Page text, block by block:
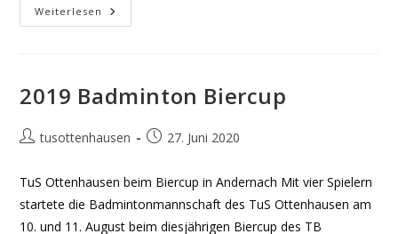
Weiterlesen 2019
Familienfreizeit
2019 Badminton Biercup
Beitrags-
tusottenhausen
Beitrag27. Juni 2020
TuS Ottenhausen beim Biercup in Andernach Mit vier Spielern
startete die Badmintonmannschaft des TuS Ottenhausen am
10. und 11. August beim diesjährigen Biercup des TB